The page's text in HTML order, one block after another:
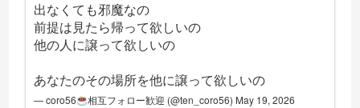
出なくても邪魔なの
前提は見たら帰って欲しいの
他の人に譲って欲しいの
あなたのその場所を他に譲って欲しいの
— coro56 相互フォロー歓迎 (@ten_coro56) May 19, 2026